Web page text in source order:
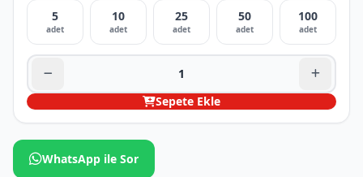
5
adet
10
adet
25
adet
50
adet
100
adet
Sepete Ekle
WhatsApp ile Sor